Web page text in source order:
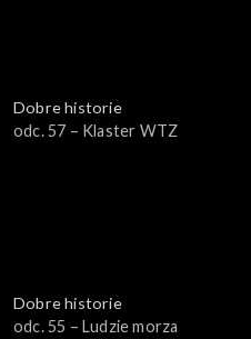
Dobre historie
odc. 57 – Klaster WTZ
Dobre historie
odc. 55 – Ludzie morza